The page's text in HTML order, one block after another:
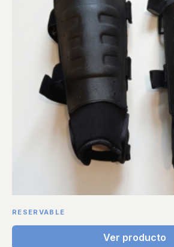
RESERVABLE
Ver producto